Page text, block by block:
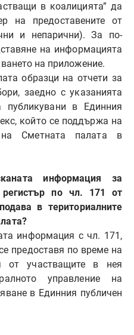
в коалицията” да
на предоставените от
и непарични). За по-
на информацията
на приложение.
образци на отчети за
заедно с указанията
публикувани в Единния
който се поддържа на
на Сметната палата в
информация за
по чл. 171 от
в териториалните
информация с чл. 171,
предоставя по време на
от участващите в нея
управление на
в Единния публичен